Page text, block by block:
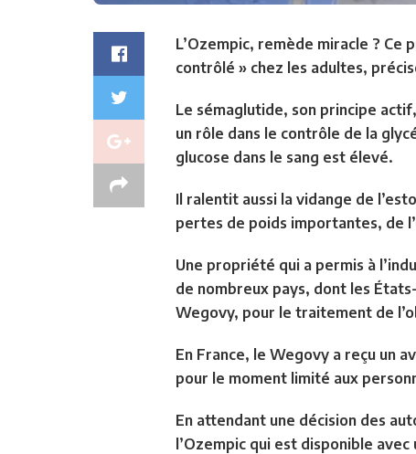
L’Ozempic, remède miracle ?
contrôlé » chez les adultes,
Le sémaglutide, son principe
un rôle dans le contrôle de la
glucose dans le sang est élevé.
Il ralentit aussi la vidange de
pertes de poids importantes, de
Une propriété qui a permis à
de nombreux pays, dont les
Wegovy, pour le traitement de
En France, le Wegovy a reçu un
pour le moment limité aux
En attendant une décision des
l’Ozempic qui est disponible